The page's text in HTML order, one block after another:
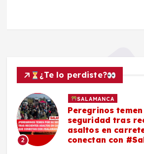
¿Te lo perdiste?
2
SALAMANCA
Peregrinos
seguridad tras
asaltos en
conectan con